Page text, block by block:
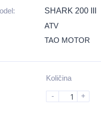
SHARK 200 III
ATV
TAO MOTOR
Količina
- +